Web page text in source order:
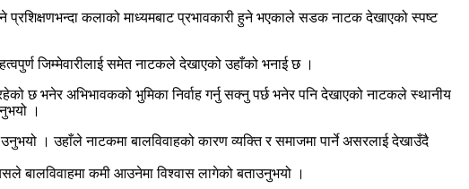
प्रशिक्षणभन्दा कलाको माध्यमबाट प्रभावकारी हुने भएकाले सडक नाटक देखाएको स्पष्ट
जिम्मेवारीलाई समेत नाटकले देखाएको उहाँको भनाई छ ।
छ भनेर अभिभावकको भुमिका निर्वाह गर्नु सक्नु पर्छ भनेर पनि देखाएको नाटकले स्थानीय
।
। उहाँले नाटकमा बालविवाहको कारण व्यक्ति र समाजमा पार्ने असरलाई देखाउँदै
बालविवाहमा कमी आउनेमा विश्वास लागेको बताउनुभयो ।